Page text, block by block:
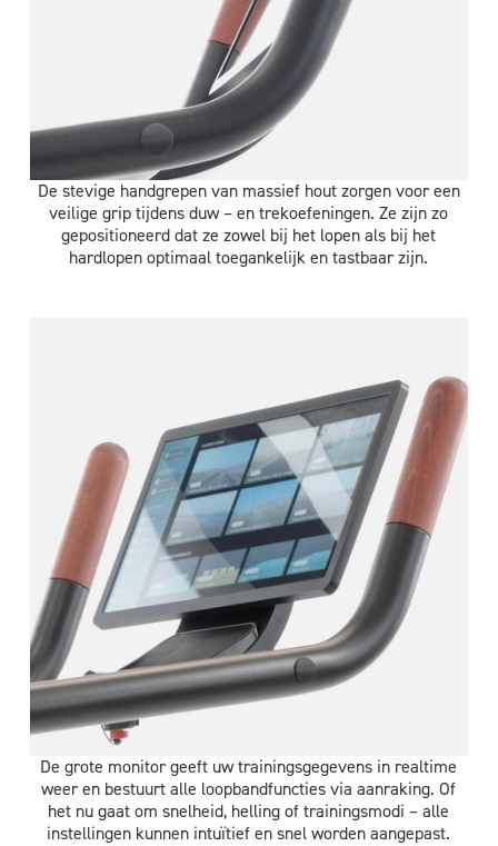
De stevige handgrepen van massief hout zorgen voor een
veilige grip tijdens duw – en trekoefeningen. Ze zijn zo
gepositioneerd dat ze zowel bij het lopen als bij het
hardlopen optimaal toegankelijk en tastbaar zijn.
De grote monitor geeft uw trainingsgegevens in realtime
weer en bestuurt alle loopbandfuncties via aanraking. Of
het nu gaat om snelheid, helling of trainingsmodi – alle
instellingen kunnen intuïtief en snel worden aangepast.